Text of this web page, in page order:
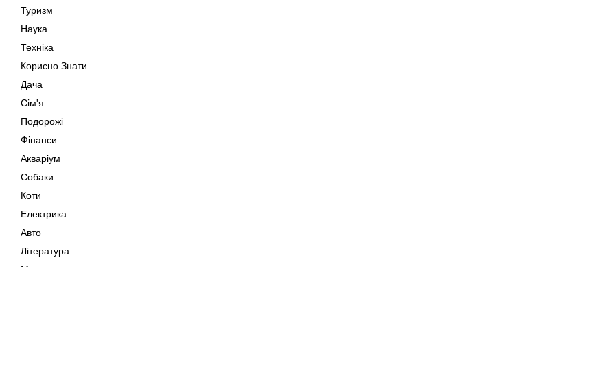
Туризм
Наука
Техніка
Корисно Знати
Дача
Сім'я
Подорожі
Фінанси
Акваріум
Собаки
Коти
Електрика
Авто
Література
Музика